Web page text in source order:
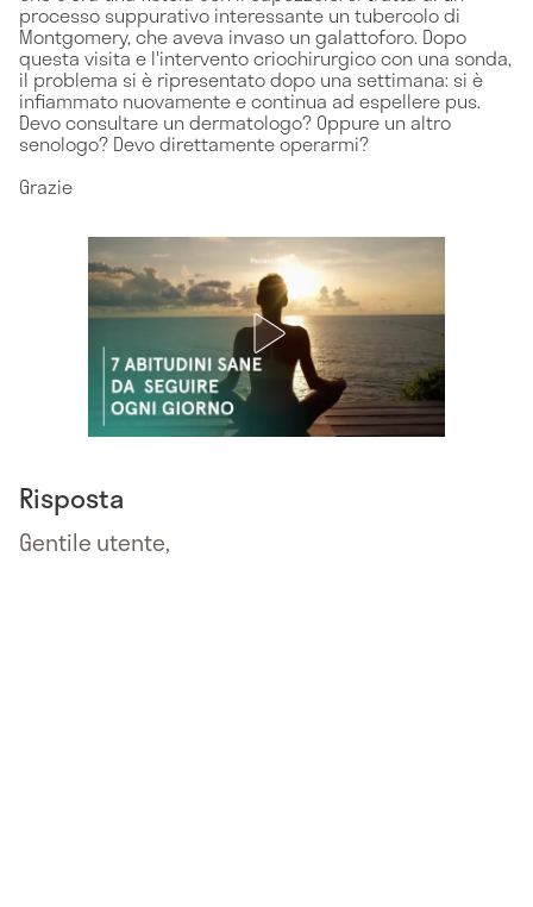
processo suppurativo interessante un tubercolo di
Montgomery, che aveva invaso un galattoforo. Dopo
questa visita e l'intervento criochirurgico con una sonda,
il problema si è ripresentato dopo una settimana: si è
infiammato nuovamente e continua ad espellere pus.
Devo consultare un dermatologo? Oppure un altro
senologo? Devo direttamente operarmi?
Grazie
Risposta
Gentile utente,